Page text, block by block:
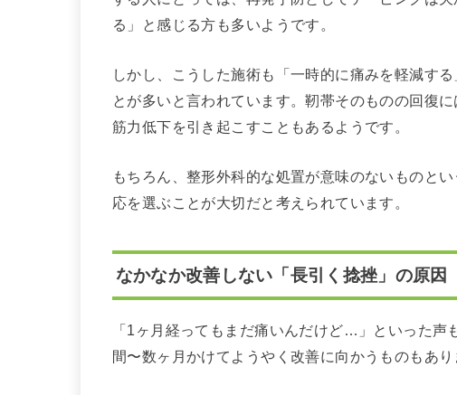
る」と感じる方も多いようです。
しかし、こうした施術も「一時的に痛みを軽減す
とが多いと言われています。靭帯そのものの回復
筋力低下を引き起こすこともあるようです。
もちろん、整形外科的な処置が意味のないものと
応を選ぶことが大切だと考えられています。
なかなか改善しない「長引く捻挫」の原因
「1ヶ月経ってもまだ痛いんだけど…」といった
間〜数ヶ月かけてようやく改善に向かうものもあり